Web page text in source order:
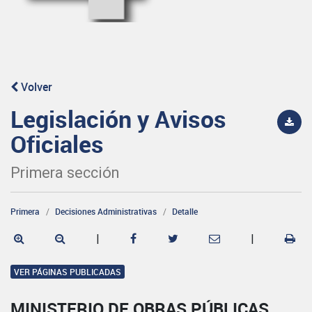
Volver
Legislación y Avisos
Oficiales
Primera sección
Primera Decisiones Administrativas Detalle
| |
VER PÁGINAS PUBLICADAS